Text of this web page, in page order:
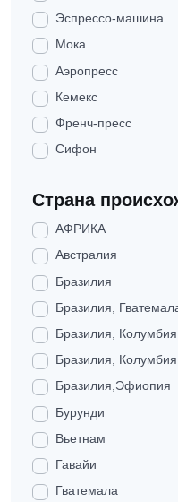
Эспрессо-машина
Мока
Аэропресс
Кемекс
Френч-пресс
Сифон
Страна
АФРИКА
Австралия
Бразилия
Бразилия,
Бразилия, Колумбия
Бразилия,
Бразилия,Эфиопия
Бурунди
Вьетнам
Гавайи
Гватемала